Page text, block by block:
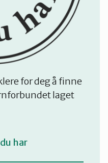
for deg å finne
laget
har